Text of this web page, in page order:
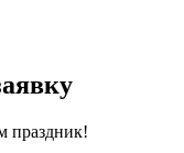
праздник!